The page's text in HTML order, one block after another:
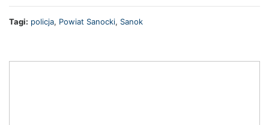
Tagi: policja, Powiat Sanocki, Sanok